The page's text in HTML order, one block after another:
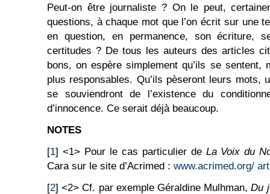
Peut-on être journaliste ? On le peut,
questions, à chaque mot que l’on écrit sur une
en question, en permanence, son écriture,
certitudes ? De tous les auteurs des articles
bons, on espère simplement qu’ils se sentent,
plus responsables. Qu’ils pèseront leurs mots,
se souviendront de l’existence du
d’innocence. Ce serait déjà beaucoup.
NOTES
[1] <1> Pour le cas particulier de La Voix du
Cara sur le site d’Acrimed : www.acrimed.org/
[2] <2> Cf. par exemple Géraldine Mulhman,Du